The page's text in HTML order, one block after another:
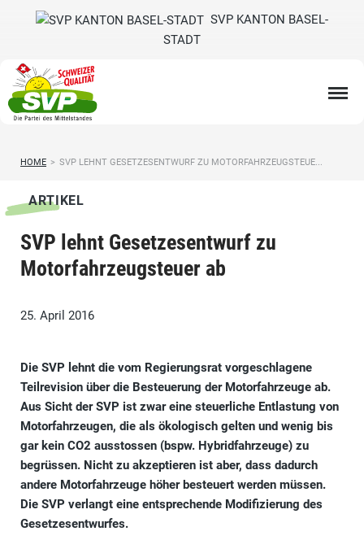
SVP KANTON BASEL-
STADT
HOME > SVP LEHNT GESETZESENTWURF ZU MOTORFAHRZEUGSTEUE...
ARTIKEL
SVP lehnt Gesetzesentwurf zu
Motorfahrzeugsteuer ab
25. April 2016
Die SVP lehnt die vom Regierungsrat vorgeschlagene
Teilrevision über die Besteuerung der Motorfahrzeuge ab.
Aus Sicht der SVP ist zwar eine steuerliche Entlastung von
Motorfahrzeugen, die als ökologisch gelten und wenig bis
gar kein CO2 ausstossen (bspw. Hybridfahrzeuge) zu
begrüssen. Nicht zu akzeptieren ist aber, dass dadurch
andere Motorfahrzeuge höher besteuert werden müssen.
Die SVP verlangt eine entsprechende Modifizierung des
Gesetzesentwurfes.